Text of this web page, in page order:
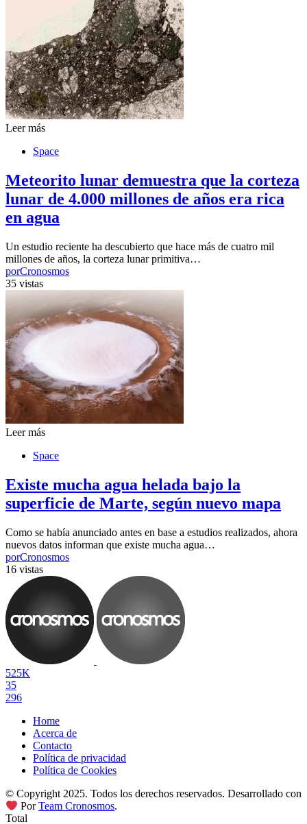
Leer más
Space
Meteorito lunar demuestra que la corteza
lunar de 4.000 millones de años era rica
en agua
Un estudio reciente ha descubierto que hace más de cuatro mil
millones de años, la corteza lunar primitiva…
porCronosmos
35 vistas
Leer más
Space
Existe mucha agua helada bajo la
superficie de Marte, según nuevo mapa
Como se había anunciado antes en base a estudios realizados, ahora
nuevos datos informan que existe mucha agua…
porCronosmos
16 vistas
525K
35
296
Home
Acerca de
Contacto
Política de privacidad
Política de Cookies
© Copyright 2025. Todos los derechos reservados. Desarrollado con
PorTeam Cronosmos.
Total